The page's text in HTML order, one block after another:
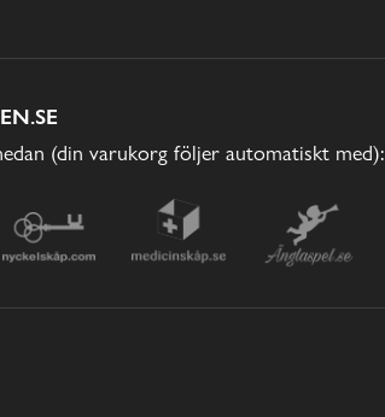
(din varukorg följer automatiskt med):